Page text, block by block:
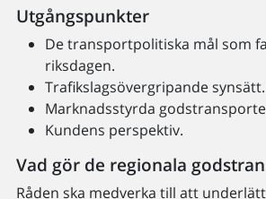
Utgångspunkter
De transportpolitiska mål som
riksdagen.
Trafikslagsövergripande synsätt.
Marknadsstyrda
Kundens perspektiv.
Vad gör de regionala
Råden ska medverka till att